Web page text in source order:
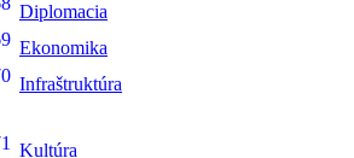
Diplomacia
Ekonomika
Infraštruktúra
Kultúra